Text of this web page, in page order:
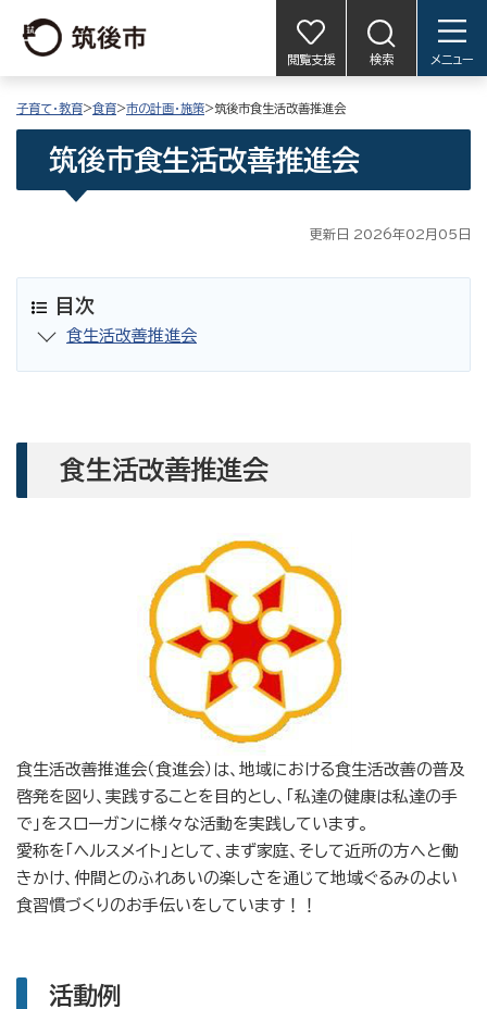
閲覧支援 検索 メニュー
子育て・教育>食育>市の計画・施策>筑後市食生活改善推進会
筑後市食生活改善推進会
更新日 2026年02月05日
目次
食生活改善推進会
食生活改善推進会
食生活改善推進会（食進会）は、地域における食生活改善の普及
啓発を図り、実践することを目的とし、「私達の健康は私達の手
で」をスローガンに様々な活動を実践しています。
愛称を「ヘルスメイト」として、まず家庭、そして近所の方へと働
きかけ、仲間とのふれあいの楽しさを通じて地域ぐるみのよい
食習慣づくりのお手伝いをしています！！
活動例